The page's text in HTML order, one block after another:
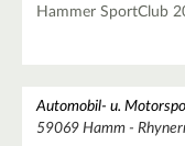
Hammer SportClub
Automobil- u.
59069 Hamm -